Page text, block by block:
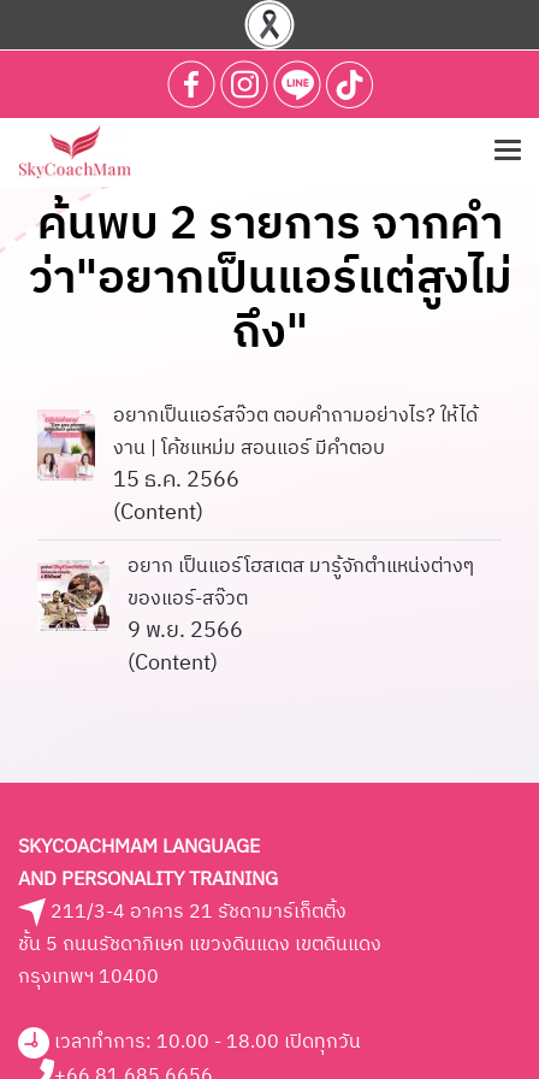
ค้นพบ 2 รายการ จากคำ
ว่า"อยากเป็นแอร์แต่สูงไม่
ถึง"
อยากเป็นแอร์สจ๊วต ตอบคำถามอย่างไร? ให้ได้
งาน | โค้ชแหม่ม สอนแอร์ มีคำตอบ
15 ธ.ค. 2566
(Content)
อยาก เป็นแอร์โฮสเตส มารู้จักตำแหน่งต่างๆ
ของแอร์-สจ๊วต
9 พ.ย. 2566
(Content)
SKYCOACHMAM LANGUAGE
AND PERSONALITY TRAINING
211/3-4 อาคาร 21 รัชดามาร์เก็ตติ้ง
ชั้น 5 ถนนรัชดาภิเษก แขวงดินแดง เขตดินแดง
กรุงเทพฯ 10400
เวลาทำการ: 10.00 - 18.00 เปิดทุกวัน